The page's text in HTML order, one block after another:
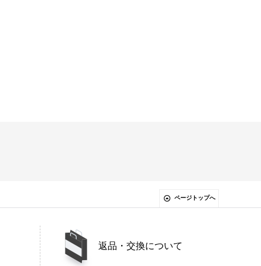
ページトップへ
返品・交換について